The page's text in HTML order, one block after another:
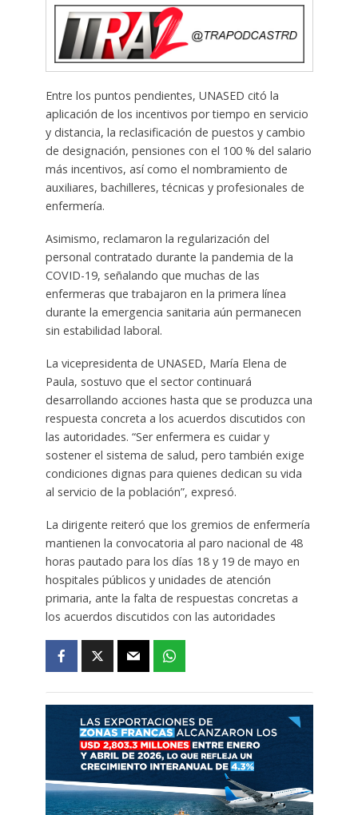
Entre los puntos pendientes, UNASED citó la
aplicación de los incentivos por tiempo en servicio
y distancia, la reclasificación de puestos y cambio
de designación, pensiones con el 100 % del salario
más incentivos, así como el nombramiento de
auxiliares, bachilleres, técnicas y profesionales de
enfermería.
Asimismo, reclamaron la regularización del
personal contratado durante la pandemia de la
COVID-19, señalando que muchas de las
enfermeras que trabajaron en la primera línea
durante la emergencia sanitaria aún permanecen
sin estabilidad laboral.
La vicepresidenta de UNASED, María Elena de
Paula, sostuvo que el sector continuará
desarrollando acciones hasta que se produzca una
respuesta concreta a los acuerdos discutidos con
las autoridades. “Ser enfermera es cuidar y
sostener el sistema de salud, pero también exige
condiciones dignas para quienes dedican su vida
al servicio de la población”, expresó.
La dirigente reiteró que los gremios de enfermería
mantienen la convocatoria al paro nacional de 48
horas pautado para los días 18 y 19 de mayo en
hospitales públicos y unidades de atención
primaria, ante la falta de respuestas concretas a
los acuerdos discutidos con las autoridades